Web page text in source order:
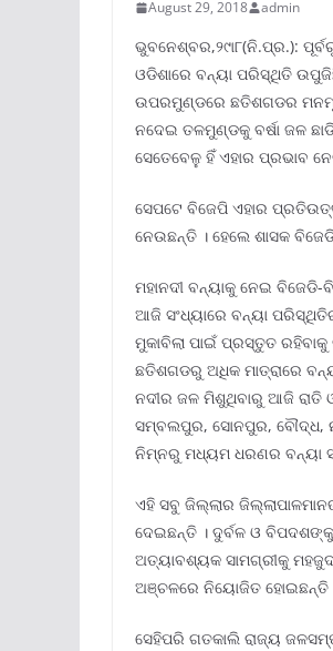
August 29, 2018 admin
ଭୁବନେଶ୍ବର,୨୯ା୮(ନି.ପ୍ର.):
ଓଡିଶାରେ ବନ୍ୟା ପରିସ୍ଥିତି
ଉପରମୁଣ୍ଡରେ ଛତିଶଗଡର
ନଦେଇ ତଳମୁଣ୍ଡକୁ ବର୍ଷା ଜଳ
ସେତେବେଳୁ ହିଁ ଏହାର ପ୍ରଭାବ
ସେପଟେ ବିଜେପି ଏହାର
ନେଉଛନ୍ତି । ହେଲେ ଶାସକ
ମହାନଦୀ ବନ୍ୟାକୁ ନେଇ
ଆଜି ସଂଧ୍ୟାରେ ବନ୍ୟା
ମୁକାବିଲା ପାଇଁ ପ୍ରସ୍ତୁତ
ଛତିଶଗଡରୁ ଅଧିକ ମାତ୍ରାରେ
ନଦୀର ଜଳ ମିଶୁଥିବାରୁ ଆଜି ରାତି
ସମ୍ବଲପୁର, ସୋନପୁର, ବୌଦ୍ଧ,
ନିମ୍ନରୁ ମଧ୍ୟମ ଧରଣର ବନ୍ୟା
ଏହି ସବୁ ଜିଲ୍ଲାର
ଦେଇଛନ୍ତି । ଦୁର୍ବଳ ଓ
ଅତ୍ୟାବଶ୍ୟକ ସାମଗ୍ରୀକୁ
ଅଞ୍ଚଳରେ ନିୟୋଜିତ ହୋଇଛନ୍ତି
ସେହିପରି ଗତକାଲି ରାଜ୍ୟ